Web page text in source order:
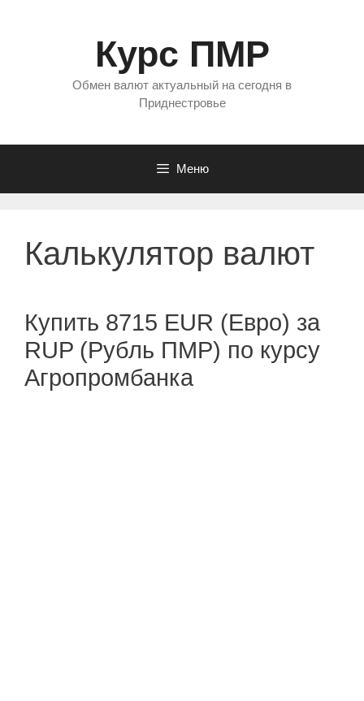
Курс ПМР
Обмен валют актуальный на сегодня в
Приднестровье
Меню
Калькулятор валют
Купить 8715 EUR (Евро) за
RUP (Рубль ПМР) по курсу
Агропромбанка